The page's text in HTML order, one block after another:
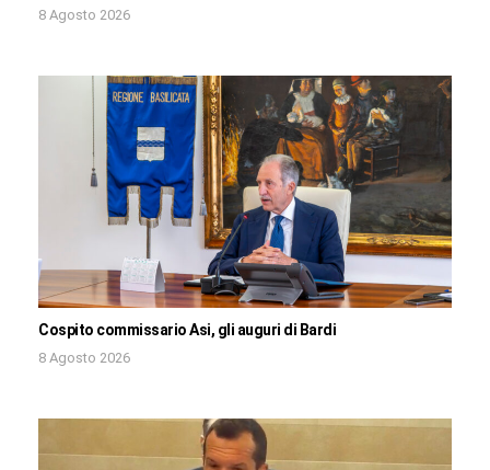
8 Agosto 2026
Cospito commissario Asi, gli auguri di Bardi
8 Agosto 2026